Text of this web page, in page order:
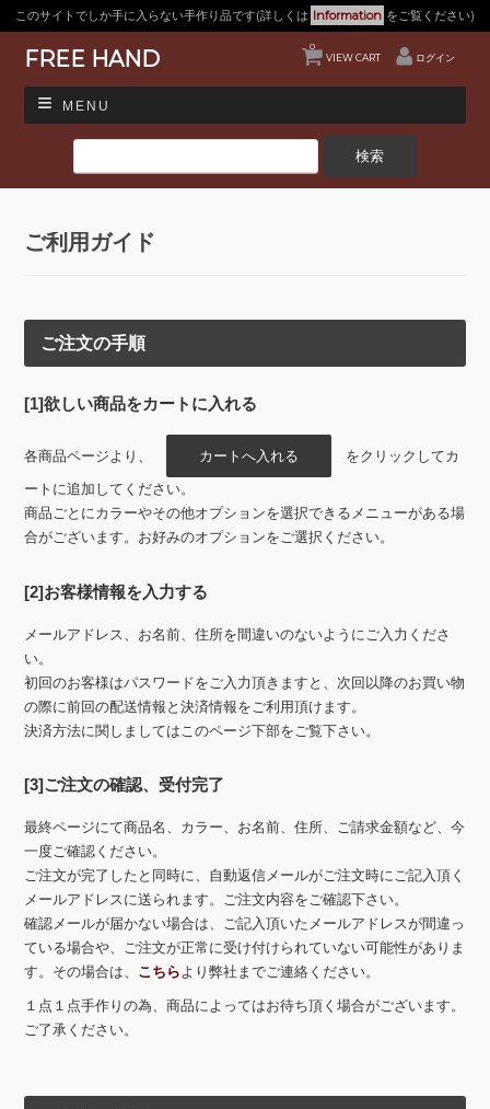
このサイトでしか手に入らない手作り品です(詳しくは Information をご覧ください)
VIEW CART
0
ログイン
FREE HAND
MENU
ご利用ガイド
ご注文の手順
[1]欲しい商品をカートに入れる
各商品ページより、
をクリックしてカ
ートに追加してください。
商品ごとにカラーやその他オプションを選択できるメニューがある場
合がございます。お好みのオプションをご選択ください。
[2]お客様情報を入力する
メールアドレス、お名前、住所を間違いのないようにご入力くださ
い。
初回のお客様はパスワードをご入力頂きますと、次回以降のお買い物
の際に前回の配送情報と決済情報をご利用頂けます。
決済方法に関しましてはこのページ下部をご覧下さい。
[3]ご注文の確認、受付完了
最終ページにて商品名、カラー、お名前、住所、ご請求金額など、今
一度ご確認ください。
ご注文が完了したと同時に、自動返信メールがご注文時にご記入頂く
メールアドレスに送られます。ご注文内容をご確認下さい。
確認メールが届かない場合は、ご記入頂いたメールアドレスが間違っ
ている場合や、ご注文が正常に受け付けられていない可能性がありま
す。その場合は、 こちらより弊社までご連絡ください。
１点１点手作りの為、商品によってはお待ち頂く場合がございます。
ご了承ください。